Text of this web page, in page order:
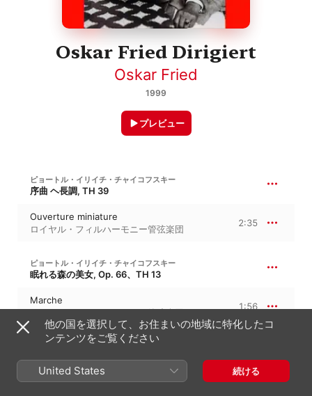
Oskar Fried Dirigiert
Oskar Fried
1999
プレビュー
ピョートル・イリイチ・チャイコフスキー
序曲 ヘ長調, TH 39
Ouverture miniature
ロイヤル・フィルハーモニー管弦楽団
2:35
ピョートル・イリイチ・チャイコフスキー
眠れる森の美女, Op. 66、TH 13
Marche
ロイヤル・フィルハーモニー管弦楽団
1:56
ピョートル・イリイチ・チャイコフスキー
組曲『くるみ割り人形』, Op. 71a、TH 35
Danse de la Fee-Dragee
他の国を選択して、お住まいの地域に特化したコ
ンテンツをご覧ください
United States 続ける